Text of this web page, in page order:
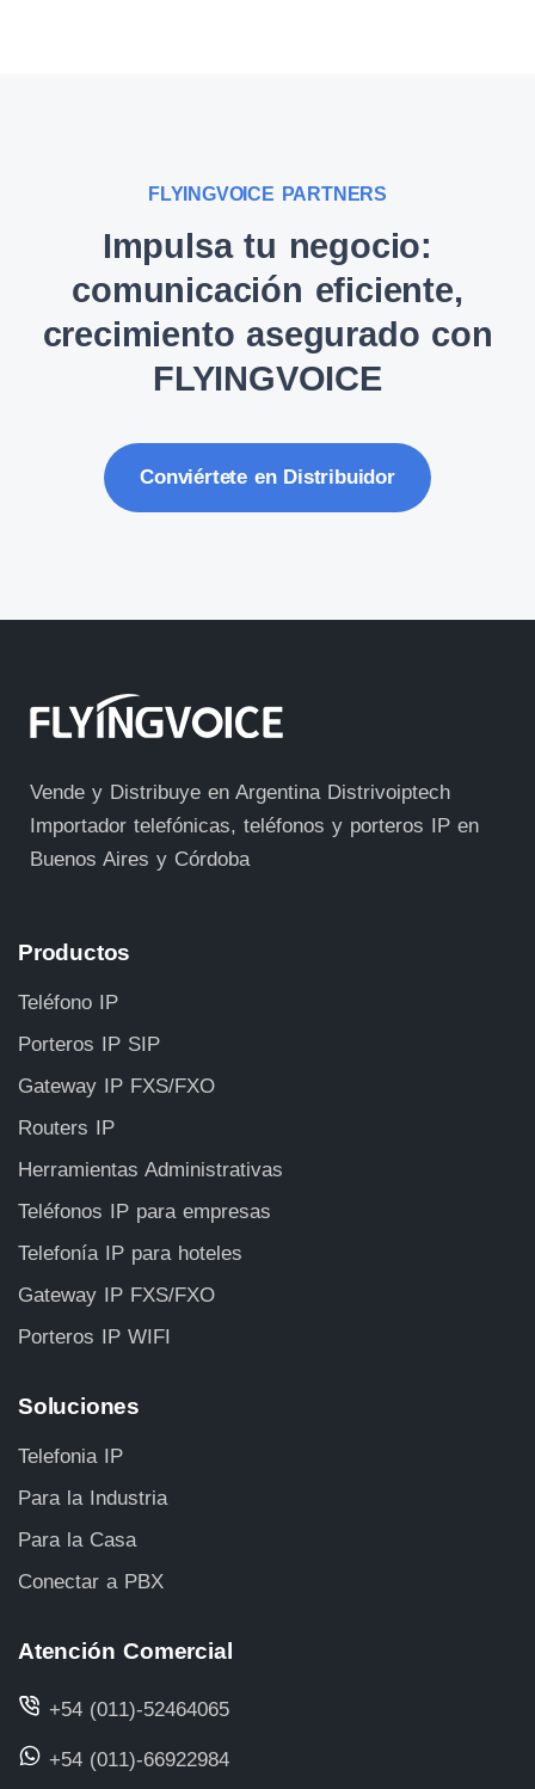
FLYINGVOICE PARTNERS
Impulsa tu negocio:
comunicación eficiente,
crecimiento asegurado con
FLYINGVOICE
Conviértete en Distribuidor
Vende y Distribuye en Argentina Distrivoiptech
Importador telefónicas, teléfonos y porteros IP en
Buenos Aires y Córdoba
Productos
Teléfono IP
Porteros IP SIP
Gateway IP FXS/FXO
Routers IP
Herramientas Administrativas
Teléfonos IP para empresas
Telefonía IP para hoteles
Gateway IP FXS/FXO
Porteros IP WIFI
Soluciones
Telefonia IP
Para la Industria
Para la Casa
Conectar a PBX
Atención Comercial
+54 (011)-52464065
+54 (011)-66922984